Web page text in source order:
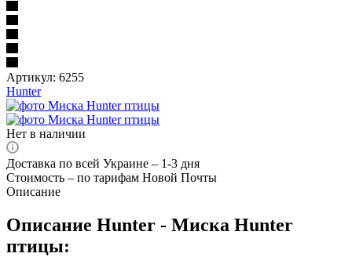
Артикул: 6255
Hunter
Нет в наличии
Доставка по всей Украине – 1-3 дня
Стоимость – по тарифам Новой Почты
Описание
Описание Hunter - Миска Hunter
птицы: